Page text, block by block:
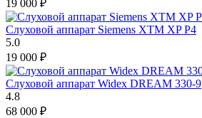
19 000 ₽
Слуховой аппарат Siemens XTM XP P4
5.0
19 000 ₽
Слуховой аппарат Widex DREAM 330-9
4.8
68 000 ₽